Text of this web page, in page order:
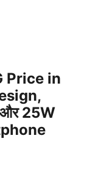
Price in
25W